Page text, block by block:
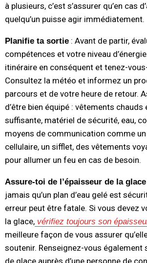
à plusieurs, c’est s’assurer qu’en cas
quelqu’un puisse agir immédiatement.
Planifie ta sortie : Avant de partir,
compétences et votre niveau
itinéraire en conséquent et tenez-
Consultez la météo et informez un
parcours et de votre heure de retour.
d’être bien équipé : vêtements chauds
suffisante, matériel de sécurité, eau,
moyens de communication comme
cellulaire, un sifflet, des vêtements
pour allumer un feu en cas de besoin.
Assure-toi de l’épaisseur de la glace
jamais qu’un plan d’eau gelé est
erreur peut être fatale. Si vous devez
la glace, vérifiez toujours son
meilleure façon de vous assurer
soutenir. Renseignez-vous également
de glace auprès d’une personne de